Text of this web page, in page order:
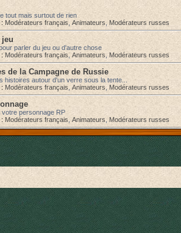
tout mais surtout de rien
: Modérateurs français Animateurs Modérateurs russes
parler du jeu ou d'autre chose
Modérateurs français , Animateurs Modérateurs russes
de la Campagne de Russie
histoires autour d'un verre sous la tente...
Modérateurs français Animateurs Modérateurs russes
votre personnage RP
Modérateurs français Animateurs Modérateurs russes